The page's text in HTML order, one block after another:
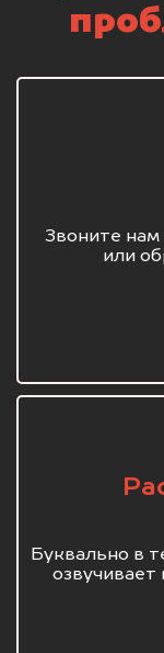
Звоните
или
Буквально в